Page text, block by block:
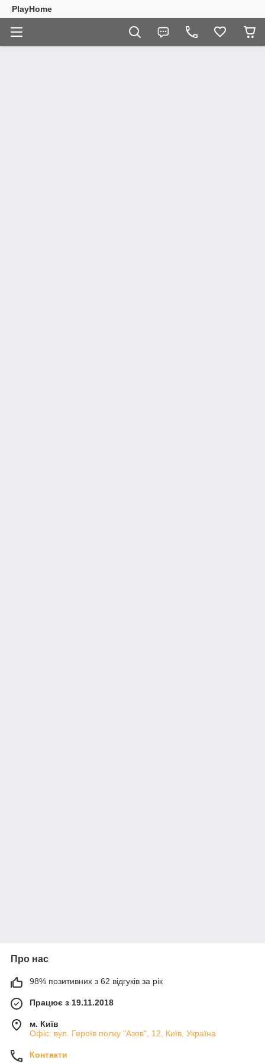
PlayHome
Про нас
98% позитивних з 62 відгуків за рік
Працює з 19.11.2018
м. Київ
Офіс: вул. Героїв полку "Азов", 12, Київ, Україна
Контакти